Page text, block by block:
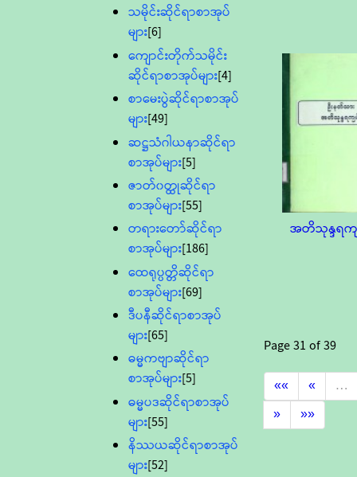
သမိုင်းဆိုင်ရာစာအုပ်
များ[6]
ကျောင်းတိုက်သမိုင်း
ဆိုင်ရာစာအုပ်များ[4]
စာမေးပွဲဆိုင်ရာစာအုပ်
များ[49]
ဆဋ္ဌသံဂါယနာဆိုင်ရာ
စာအုပ်များ[5]
ဇာတ်၀တ္ထုဆိုင်ရာ
စာအုပ်များ[55]
တရားတော်ဆိုင်ရာ
စာအုပ်များ[186]
ထေရုပ္ပတ္တိဆိုင်ရာ
စာအုပ်များ[69]
ဒီပနီဆိုင်ရာစာအုပ်
များ[65]
ဓမ္မကဗျာဆိုင်ရာ
စာအုပ်များ[5]
ဓမ္မပဒဆိုင်ရာစာအုပ်
များ[55]
နိဿယဆိုင်ရာစာအုပ်
များ[52]
အတိသုန္ဒရက
Page31 of39
««
«
…
»
»»